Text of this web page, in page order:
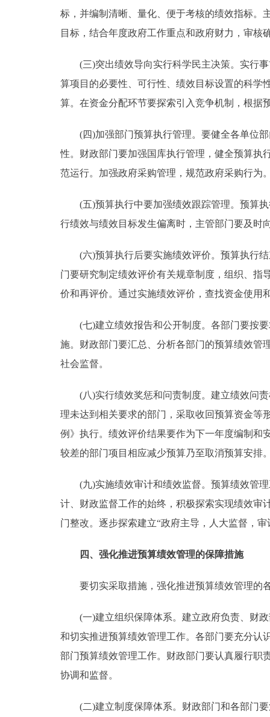
标，并编制清晰、量化、便于考核的绩效指标。
目标，结合年度政府工作重点和政府财力，审
(三)突出绩效导向实行科学民主决策。实行事
算项目的必要性、可行性、绩效目标设置的科学
算。在资金分配环节要探索引入竞争机制，根据
(四)加强部门预算执行管理。要健全各单位部
性。财政部门要加强国库执行管理，健全预算执
范运行。加强政府采购管理，规范政府采购行为
(五)预算执行中要加强绩效跟踪管理。预算执
行绩效与绩效目标发生偏离时，主管部门要及时
(六)预算执行后要实施绩效评价。预算执行结
门要研究制定绩效评价有关规章制度，组织、指
价和再评价。通过实施绩效评价，查找资金使用
(七)建立绩效报告和公开制度。各部门要按要
施。财政部门要汇总、分析各部门的预算绩效管
社会监督。
(八)实行绩效奖惩和问责制度。建立绩效问责
理未达到相关要求的部门，采取收回预算资金等
例》执行。绩效评价结果要作为下一年度编制和
较差的部门项目相应减少预算乃至取消预算安排
(九)实施绩效审计和绩效监督。预算绩效管理
计、财政监督工作的始终，积极探索实现绩效审
门整改。逐步探索建立“政府主导，人大监督，
四、强化推进预算绩效管理的保障措施
要切实采取措施，强化推进预算绩效管理的
(一)建立组织保障体系。建立政府负责、财政
和切实推进预算绩效管理工作。各部门要充分认
部门预算绩效管理工作。财政部门要认真履行职
协调和监督。
(二)建立制度保障体系。财政部门和各部门要